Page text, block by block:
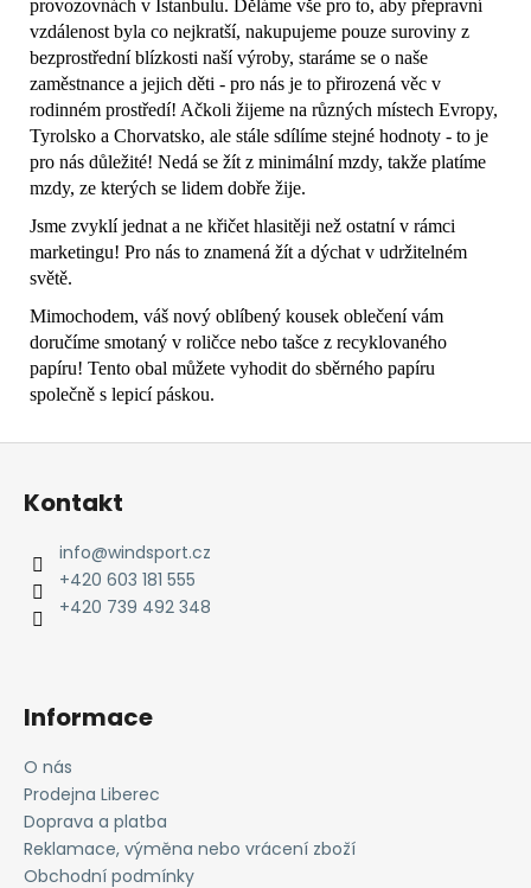
provozovnách v Istanbulu. Děláme vše pro to, aby přepravní
vzdálenost byla co nejkratší, nakupujeme pouze suroviny z
bezprostřední blízkosti naší výroby, staráme se o naše
zaměstnance a jejich děti - pro nás je to přirozená věc v
rodinném prostředí! Ačkoli žijeme na různých místech Evropy,
Tyrolsko a Chorvatsko, ale stále sdílíme stejné hodnoty - to je
pro nás důležité! Nedá se žít z minimální mzdy, takže platíme
mzdy, ze kterých se lidem dobře žije.
Jsme zvyklí jednat a ne křičet hlasitěji než ostatní v rámci
marketingu! Pro nás to znamená žít a dýchat v udržitelném
světě.
Mimochodem, váš nový oblíbený kousek oblečení vám
doručíme smotaný v roličce nebo tašce z recyklovaného
papíru! Tento obal můžete vyhodit do sběrného papíru
společně s lepicí páskou.
Z
Kontakt
info@windsport.cz
+420 603 181 555
+420 739 492 348
Informace
O nás
Prodejna Liberec
Doprava a platba
Reklamace, výměna nebo vrácení zboží
Obchodní podmínky